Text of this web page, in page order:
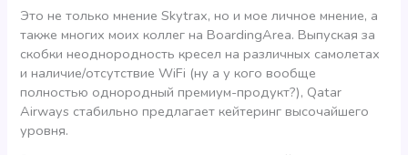
Это не только мнение Skytrax, но и мое личное мнение, а
также многих моих коллег на BoardingArea. Выпуская за
скобки неоднородность кресел на различных самолетах
и наличие/отсутствие WiFi (ну а у кого вообще
полностью однородный премиум-продукт?), Qatar
Airways стабильно предлагает кейтеринг высочайшего
уровня.